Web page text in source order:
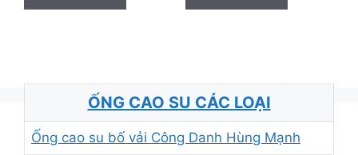
ỐNG CAO SU CÁC LOẠI
Ống cao su bố vải Công Danh Hùng Mạnh